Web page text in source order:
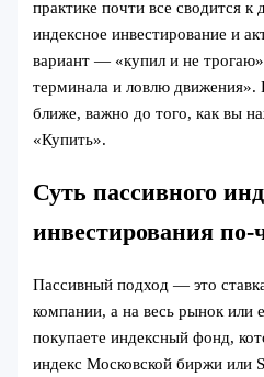
практике почти все сводится
индексное инвестирование и
вариант — «купил и не
терминала и ловлю движения».
ближе, важно до того, как вы
«Купить».
Суть пассивного
инвестирования по-
Пассивный подход — это
компании, а на весь рынок или
покупаете индексный фонд,
индекс Московской биржи или